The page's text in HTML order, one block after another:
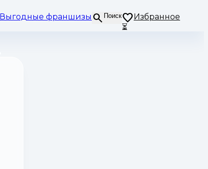
Выгодные франшизы Поиск
Избранное
⏳